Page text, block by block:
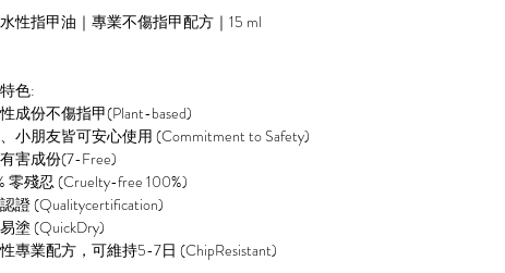
性指甲油｜專業不傷指甲配方｜15 ml
色:
成份不傷指甲(Plant-based)
小朋友皆可安心使用 (Commitment to Safety)
害成份(7-Free)
零殘忍 (Cruelty-free 100%)
證 (Qualitycertification)
塗 (QuickDry)
專業配方，可維持5-7日 (ChipResistant)